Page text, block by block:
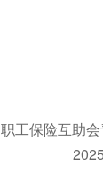
工保险互助